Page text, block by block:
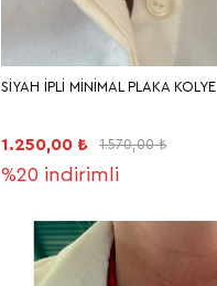
SİYAH İPLİ MİNİMAL PLAKA KOLYE
1.250,00 ₺ 1.570,00 ₺
%20 indirimli